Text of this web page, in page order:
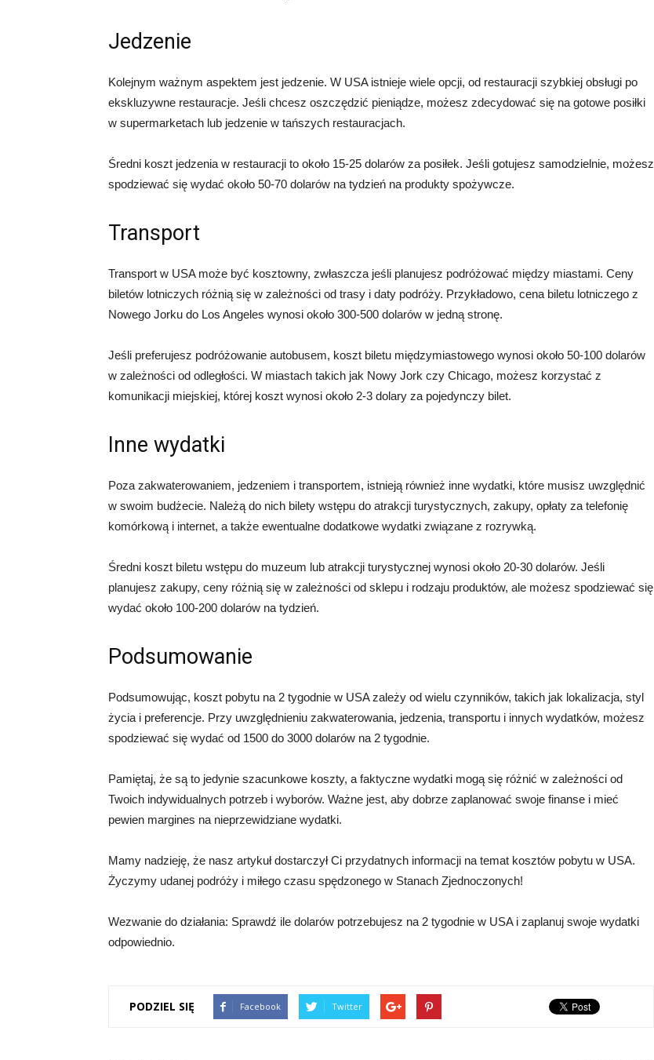
Jedzenie
Kolejnym ważnym aspektem jest jedzenie. W USA istnieje wiele opcji, od restauracji szybkiej obsługi po
ekskluzywne restauracje. Jeśli chcesz oszczędzić pieniądze, możesz zdecydować się na gotowe posiłki
w supermarketach lub jedzenie w tańszych restauracjach.
Średni koszt jedzenia w restauracji to około 15-25 dolarów za posiłek. Jeśli gotujesz samodzielnie, możesz
spodziewać się wydać około 50-70 dolarów na tydzień na produkty spożywcze.
Transport
Transport w USA może być kosztowny, zwłaszcza jeśli planujesz podróżować między miastami. Ceny
biletów lotniczych różnią się w zależności od trasy i daty podróży. Przykładowo, cena biletu lotniczego z
Nowego Jorku do Los Angeles wynosi około 300-500 dolarów w jedną stronę.
Jeśli preferujesz podróżowanie autobusem, koszt biletu międzymiastowego wynosi około 50-100 dolarów
w zależności od odległości. W miastach takich jak Nowy Jork czy Chicago, możesz korzystać z
komunikacji miejskiej, której koszt wynosi około 2-3 dolary za pojedynczy bilet.
Inne wydatki
Poza zakwaterowaniem, jedzeniem i transportem, istnieją również inne wydatki, które musisz uwzględnić
w swoim budżecie. Należą do nich bilety wstępu do atrakcji turystycznych, zakupy, opłaty za telefonię
komórkową i internet, a także ewentualne dodatkowe wydatki związane z rozrywką.
Średni koszt biletu wstępu do muzeum lub atrakcji turystycznej wynosi około 20-30 dolarów. Jeśli
planujesz zakupy, ceny różnią się w zależności od sklepu i rodzaju produktów, ale możesz spodziewać się
wydać około 100-200 dolarów na tydzień.
Podsumowanie
Podsumowując, koszt pobytu na 2 tygodnie w USA zależy od wielu czynników, takich jak lokalizacja, styl
życia i preferencje. Przy uwzględnieniu zakwaterowania, jedzenia, transportu i innych wydatków, możesz
spodziewać się wydać od 1500 do 3000 dolarów na 2 tygodnie.
Pamiętaj, że są to jedynie szacunkowe koszty, a faktyczne wydatki mogą się różnić w zależności od
Twoich indywidualnych potrzeb i wyborów. Ważne jest, aby dobrze zaplanować swoje finanse i mieć
pewien margines na nieprzewidziane wydatki.
Mamy nadzieję, że nasz artykuł dostarczył Ci przydatnych informacji na temat kosztów pobytu w USA.
Życzymy udanej podróży i miłego czasu spędzonego w Stanach Zjednoczonych!
Wezwanie do działania: Sprawdź ile dolarów potrzebujesz na 2 tygodnie w USA i zaplanuj swoje wydatki
odpowiednio.
PODZIEL SIĘ Facebook Twitter